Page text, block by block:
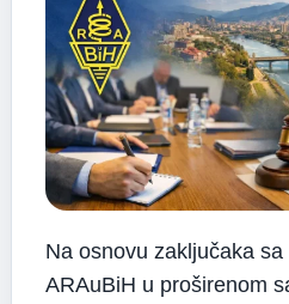
Na osnovu zaključaka
ARAuBiH u proširenom